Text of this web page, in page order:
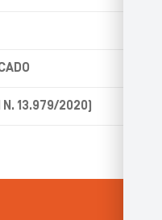
N. 13.979/2020)